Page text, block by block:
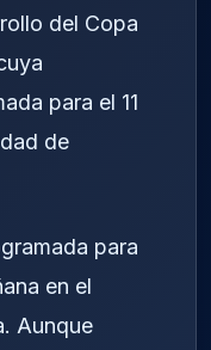
del Copa
para el 11
de
para
en el
. Aunque